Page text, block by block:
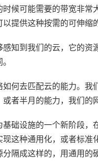
候可能需要的带宽非
提供这种按需的可伸缩
知到我们的云，它的
何去匹配云的能力。
者半月的能力，我们的
础设施的一个新阶段
这种通用化，或者标准
隔成这样的，用通用